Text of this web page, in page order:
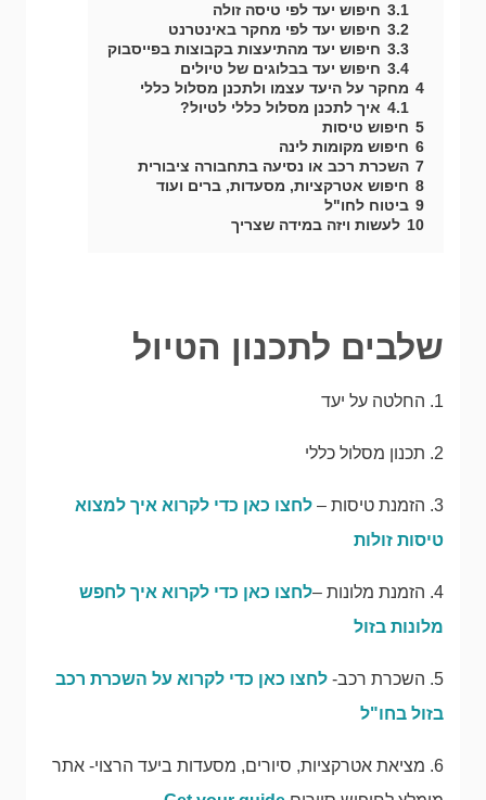
3.1 חיפוש יעד לפי טיסה זולה
3.2 חיפוש יעד לפי מחקר באינטרנט
3.3 חיפוש יעד מהתיעצות בקבוצות בפייסבוק
3.4 חיפוש יעד בבלוגים של טיולים
4 מחקר על היעד עצמו ולתכנן מסלול כללי
4.1 איך לתכנן מסלול כללי לטיול?
5 חיפוש טיסות
6 חיפוש מקומות לינה
7 השכרת רכב או נסיעה בתחבורה ציבורית
8 חיפוש אטרקציות, מסעדות, ברים ועוד
9 ביטוח לחו"ל
10 לעשות ויזה במידה שצריך
שלבים לתכנון הטיול
1. החלטה על יעד
2. תכנון מסלול כללי
3. הזמנת טיסות –
לחצו כאן כדי לקרוא איך למצוא
טיסות זולות
4. הזמנת מלונות –
לחצו כאן כדי לקרוא איך לחפש
מלונות בזול
5. השכרת רכב-
לחצו כאן כדי לקרוא על השכרת רכב
בזול בחו"ל
6. מציאת אטרקציות, סיורים, מסעדות ביעד הרצוי- אתר